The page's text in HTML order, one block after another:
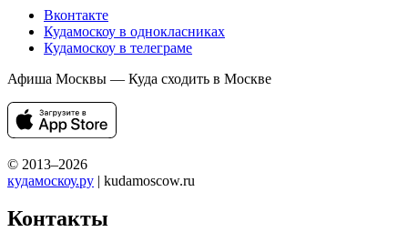
Вконтакте
Кудамоскоу в однокласниках
Кудамоскоу в телеграме
Афиша Москвы — Куда сходить в Москве
© 2013–2026
кудамоскоу.ру | kudamoscow.ru
Контакты